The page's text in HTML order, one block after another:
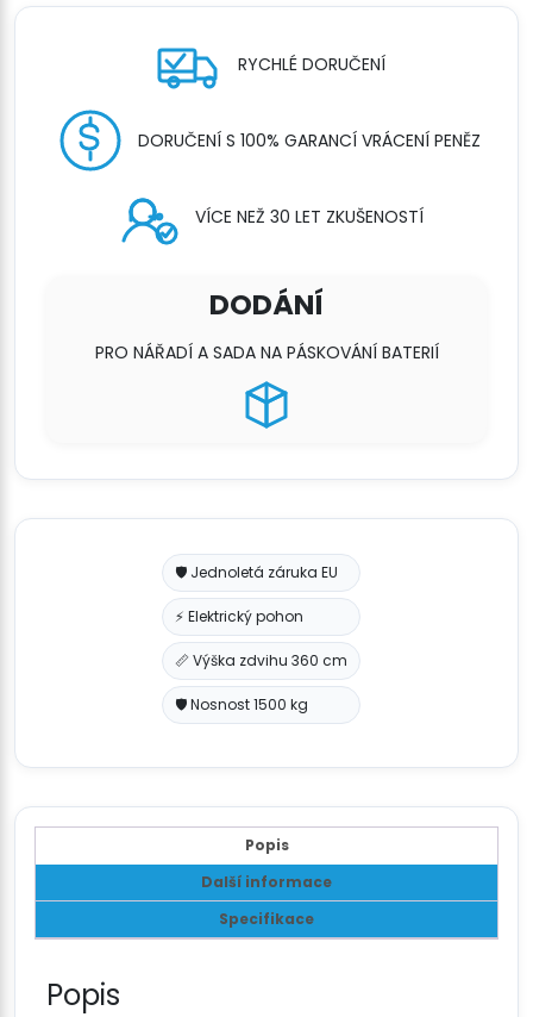
RYCHLÉ DORUČENÍ
DORUČENÍ S 100% GARANCÍ VRÁCENÍ PENĚZ
VÍCE NEŽ 30 LET ZKUŠENOSTÍ
DODÁNÍ
PRO NÁŘADÍ A SADA NA PÁSKOVÁNÍ BATERIÍ
🛡️ Jednoletá záruka EU
⚡ Elektrický pohon
📏 Výška zdvihu 360 cm
🛡️ Nosnost 1500 kg
Popis
Další informace
Specifikace
Popis